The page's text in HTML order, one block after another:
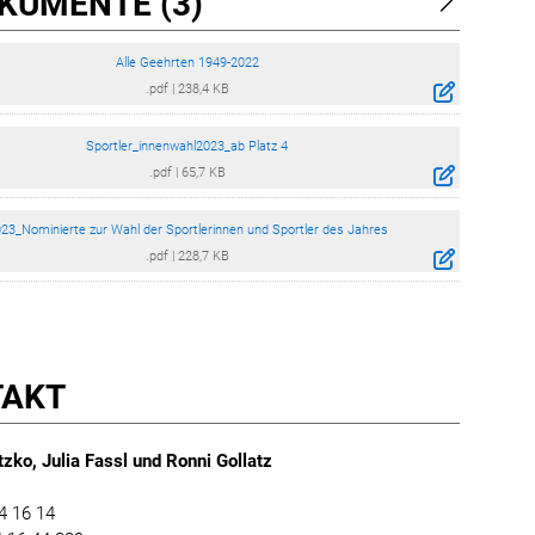
Alle Geehrten 1949-2022
.pdf| 238,4 KB
Sportler_innenwahl2023_ab Platz 4
.pdf| 65,7 KB
zur Wahl der Sportlerinnen und Sportler des Jahres
.pdf| 228,7 KB
Julia Fassl und Ronni Gollatz
16 14